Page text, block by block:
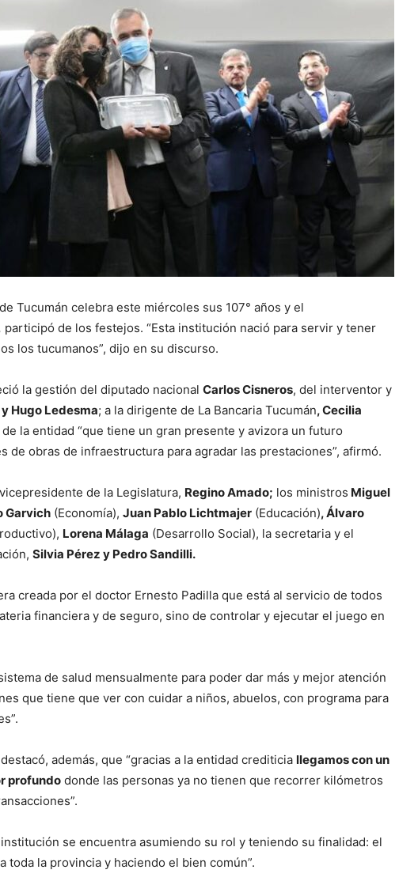
Tucumán celebra este miércoles sus 107° años y el
participó de los festejos. “Esta institución nació para servir y tener
los tucumanos”, dijo en su discurso.
la gestión del diputado nacional Carlos Cisneros, del interventor y
Hugo Ledesma; a la dirigente de La Bancaria Tucumán, Cecilia
la entidad “que tiene un gran presente y avizora un futuro
de obras de infraestructura para agradar las prestaciones”, afirmó.
de la Legislatura, Regino Amado; los ministros Miguel
Garvich (Economía), Juan Pablo Lichtmajer (Educación), Álvaro
Lorena Málaga (Desarrollo Social), la secretaria y el
Silvia Pérez y Pedro Sandilli.
creada por el doctor Ernesto Padilla que está al servicio de todos
financiera y de seguro, sino de controlar y ejecutar el juego en
de salud mensualmente para poder dar más y mejor atención
que tiene que ver con cuidar a niños, abuelos, con programa para
además, que “gracias a la entidad crediticia llegamos con un
profundo donde las personas ya no tienen que recorrer kilómetros
se encuentra asumiendo su rol y teniendo su finalidad: el
toda la provincia y haciendo el bien común”.